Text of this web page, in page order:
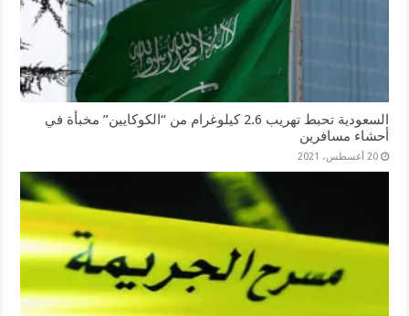
السعودية تحبط تهريب 2.6 كيلوغرام من “الكوكايين” مخبأة في
أحشاء مسافرين
20 أغسطس، 2021